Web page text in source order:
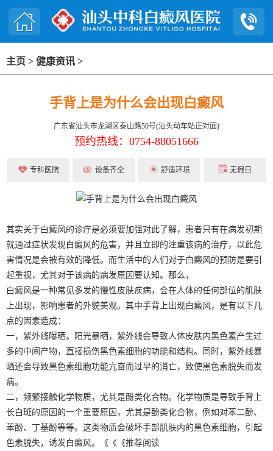
主页 > 健康资讯 >
手背上是为什么会出现白癜风
广东省汕头市龙湖区泰山路50号(汕头动车站正对面)
预约热线：0754-88051666
专科医院 设备齐全 舒适环境 无假日
其实关于白癜风的诊疗是必须要加强对此了解，患者只有在病发初期
就通过症状发现白癜风的危害，并且立即的注重该病的治疗，以此危
害情况是会被有效的降低。而生活中的人们对于白癜风的预防是要引
起重视，尤其对于该病的病发原因要认知。那么，
白癜风是一种常见多发的慢性皮肤疾病，会在人体的任何部位的肌肤
上出现，影响患者的外貌美观。其中手背上出现白癜风，是有以下几
点的因素造成：
一，紫外线曝晒。阳光暴晒，紫外线会导致人体皮肤内黑色素产生过
多的中间产物，直接损伤黑色素细胞的功能和结构。同时，紫外线暴
晒还会导致黑色素细胞功能亢奋而过早的消亡，致使黑色素脱失而发
病。
二，频繁接触化学物质，尤其是酚类化合物。化学物质是导致手背上
长白斑的原因的一个重要原因，尤其是酚类化合物，例如对苯二酚、
苯酚、丁基酚等等。这类物质会破坏手部肌肤内的黑色素细胞，引起
色素脱失，诱发白癜风。《《《推荐阅读